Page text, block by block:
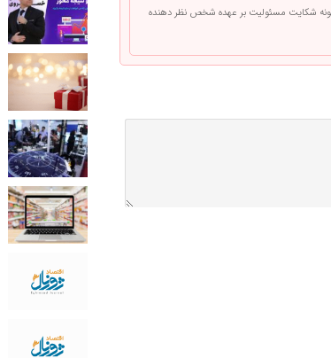
شکایت مسئولیت بر عهده شخص نظر دهنده